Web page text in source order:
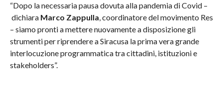
“Dopo la necessaria pausa dovuta alla pandemia di Covid –
dichiara Marco Zappulla, coordinatore del movimento Res
– siamo pronti a mettere nuovamente a disposizione gli
strumenti per riprendere a Siracusa la prima vera grande
interlocuzione programmatica tra cittadini, istituzioni e
stakeholders”.